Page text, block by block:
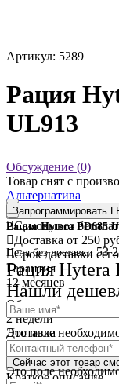
Артикул: 5289
Рация
UL913
Обсуждение (0)
Рация Hytera PD685
Цена без доставки 53
Рация Hytera
Нашли
Это поле
Это поле
Товар снят с
Альтернатива
Запрограммировать
Самовывоз
Доставка от 250
Cрок доставки
Гарантия
12 месяцев
Обмен и возврат
2 недели
Доставка
по всей России
Сейчас этот товар
Краткое описание